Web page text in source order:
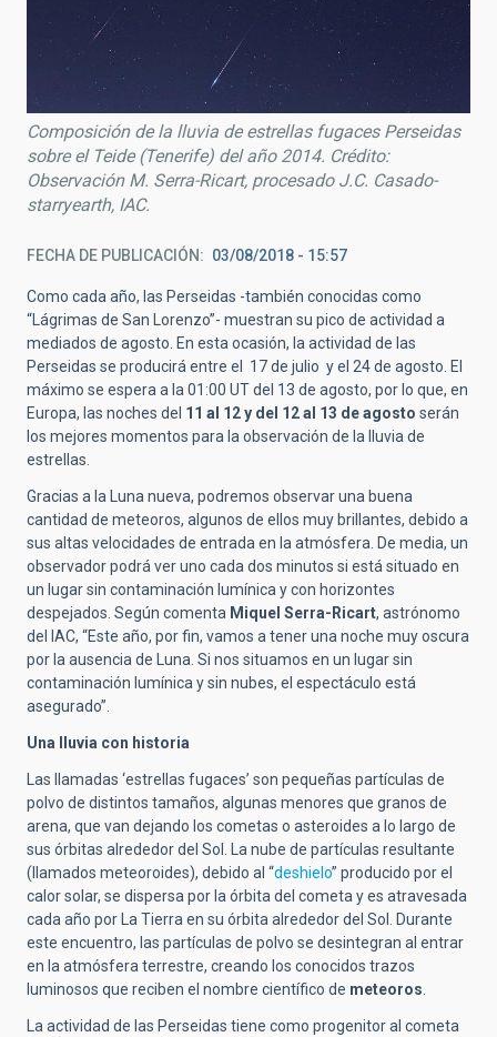
Composición de la lluvia de estrellas fugaces Perseidas
sobre el Teide (Tenerife) del año 2014. Crédito:
Observación M. Serra-Ricart, procesado J.C. Casado-
starryearth, IAC.
FECHA DE PUBLICACIÓN 03/08/2018 - 15:57
Como cada año, las Perseidas -también conocidas como
“Lágrimas de San Lorenzo”- muestran su pico de actividad a
mediados de agosto. En esta ocasión, la actividad de las
Perseidas se producirá entre el 17 de julio y el 24 de agosto. El
máximo se espera a la 01:00 UT del 13 de agosto, por lo que, en
Europa, las noches del 11 al 12 y del 12 al 13 de agosto serán
los mejores momentos para la observación de la lluvia de
estrellas.
Gracias a la Luna nueva, podremos observar una buena
cantidad de meteoros, algunos de ellos muy brillantes, debido a
sus altas velocidades de entrada en la atmósfera. De media, un
observador podrá ver uno cada dos minutos si está situado en
un lugar sin contaminación lumínica y con horizontes
despejados. Según comenta Miquel Serra-Ricart, astrónomo
del IAC, “Este año, por fin, vamos a tener una noche muy oscura
por la ausencia de Luna. Si nos situamos en un lugar sin
contaminación lumínica y sin nubes, el espectáculo está
asegurado”.
Una lluvia con historia
Las llamadas ‘estrellas fugaces’ son pequeñas partículas de
polvo de distintos tamaños, algunas menores que granos de
arena, que van dejando los cometas o asteroides a lo largo de
sus órbitas alrededor del Sol. La nube de partículas resultante
(llamados meteoroides), debido al “deshielo” producido por el
calor solar, se dispersa por la órbita del cometa y es atravesada
cada año por La Tierra en su órbita alrededor del Sol. Durante
este encuentro, las partículas de polvo se desintegran al entrar
en la atmósfera terrestre, creando los conocidos trazos
luminosos que reciben el nombre científico de meteoros
La actividad de las Perseidas tiene como progenitor al cometa